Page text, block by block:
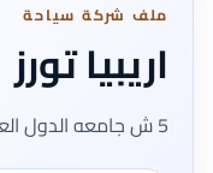
ملف شركة سياحة
اريبيا تورز
5 ش جامعه الدول العربيه